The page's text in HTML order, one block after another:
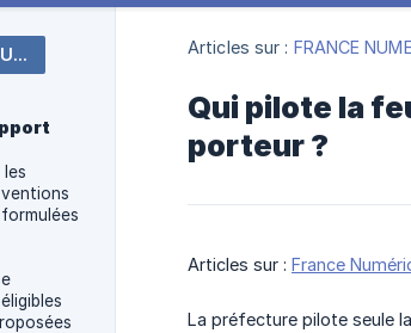
FRANCE NUMERIQUE ENSEMBLE
les
Articles sur : FRANCE
Qui pilote la
porteur ?
Articles sur : France
La préfecture pilote seule